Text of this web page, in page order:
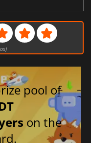
pool of
on the